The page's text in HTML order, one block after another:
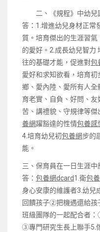
二、《規程》中幼兒
答：1.增進幼兒身材正常
質。培育傑出的生涯習
的愛好。2.成長幼兒智力
往的基礎才能，促進對包
愛好和求知欲看，培育
鄉、愛內陸、愛所有人
育老實、自負、好問、
苦、講禮貌、守規律等
養網躍豁達的性情包養感
4.培育幼兒初包養網步的
能。
三、保育員在一日生涯中
答： 包養網dcard1.衛包
身心安康的維護者3.幼
回饋孩子②把機遇還給孩
班級團隊的一起配合者
③專門研究生長上聯手5.